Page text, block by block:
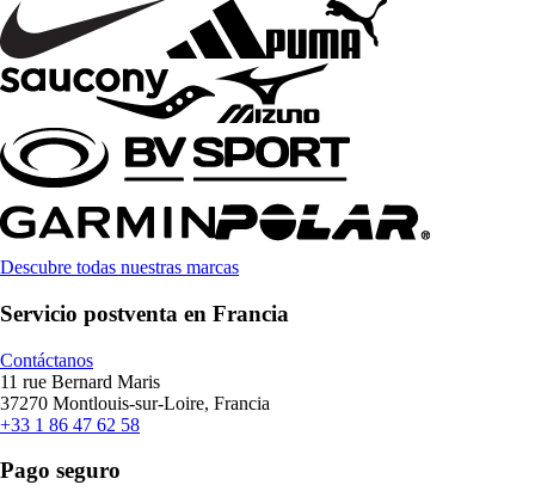
Descubre todas nuestras marcas
Servicio postventa en Francia
Contáctanos
11 rue Bernard Maris
37270 Montlouis-sur-Loire, Francia
+33 1 86 47 62 58
Pago seguro